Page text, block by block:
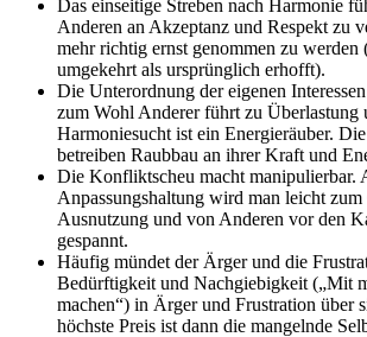
Das einseitige Streben nach Harmonie
Anderen an Akzeptanz und Respekt zu
mehr richtig ernst genommen zu werden
umgekehrt als ursprünglich erhofft).
Die Unterordnung der eigenen
zum Wohl Anderer führt zu Überlastung
Harmoniesucht ist ein Energieräuber.
betreiben Raubbau an ihrer Kraft und
Die Konfliktscheu macht manipulierbar.
Anpassungshaltung wird man leicht
Ausnutzung und von Anderen vor den
gespannt.
Häufig mündet der Ärger und die
Bedürftigkeit und Nachgiebigkeit („Mit
machen“) in Ärger und Frustration über
höchste Preis ist dann die mangelnde